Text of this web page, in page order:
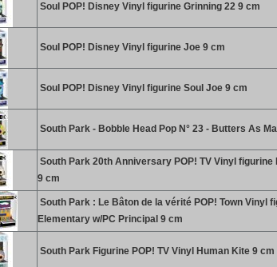
Soul POP! Disney Vinyl figurine Grinning 22 9 cm
Soul POP! Disney Vinyl figurine Joe 9 cm
Soul POP! Disney Vinyl figurine Soul Joe 9 cm
South Park - Bobble Head Pop N° 23 - Butters As
South Park 20th Anniversary POP! TV Vinyl figurine
9 cm
South Park : Le Bâton de la vérité POP! Town Vinyl
Elementary w/PC Principal 9 cm
South Park Figurine POP! TV Vinyl Human Kite 9 cm